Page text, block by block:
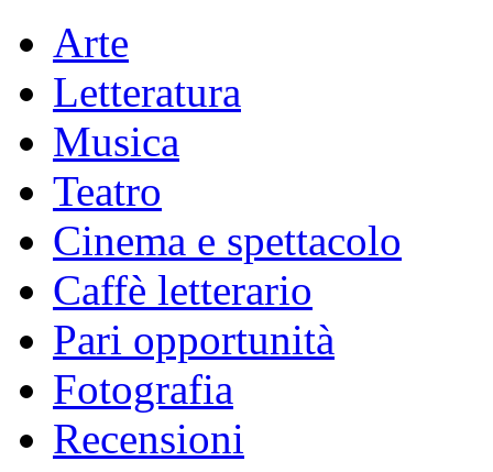
Arte
Letteratura
Musica
Teatro
Cinema e spettacolo
Caffè letterario
Pari opportunità
Fotografia
Recensioni